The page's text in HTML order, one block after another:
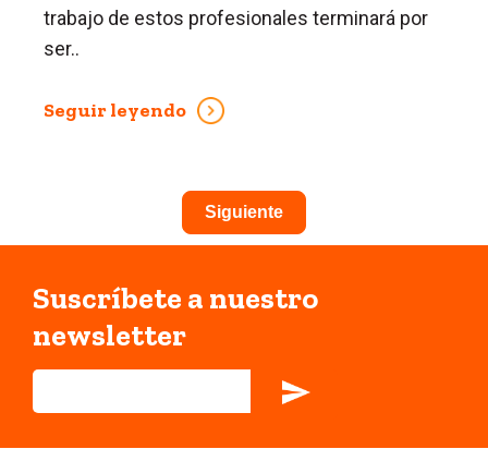
trabajo de estos profesionales terminará por
ser..
Seguir leyendo
Siguiente
Suscríbete a nuestro
newsletter